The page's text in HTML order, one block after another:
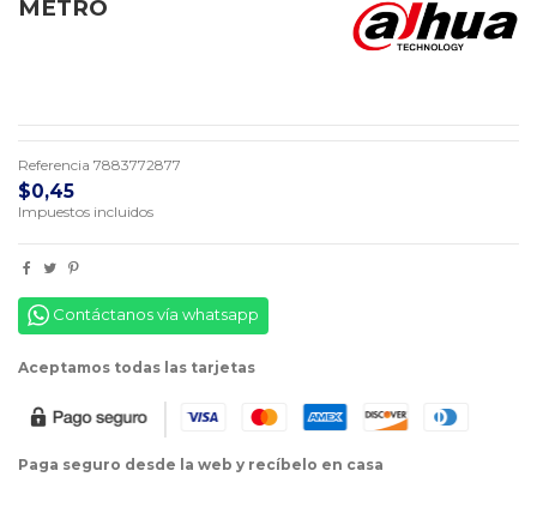
METRO
Referencia 7883772877
$0,45
Impuestos incluidos
Contáctanos vía whatsapp
Aceptamos todas las tarjetas
Paga seguro desde la web y recíbelo en casa